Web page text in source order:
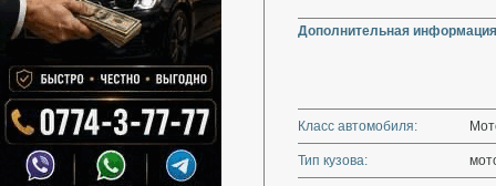
Дополнительная
Класс автомобиля:
Тип кузова: